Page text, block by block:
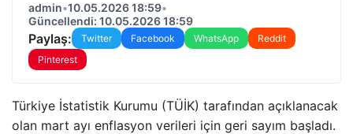
admin•10.05.2026 18:59•
Güncellendi: 10.05.2026 18:59
Paylaş: Twitter Facebook WhatsApp
Reddit
Pinterest
Türkiye İstatistik Kurumu (TÜİK) tarafından açıklanacak
olan mart ayı enflasyon verileri için geri sayım başladı.